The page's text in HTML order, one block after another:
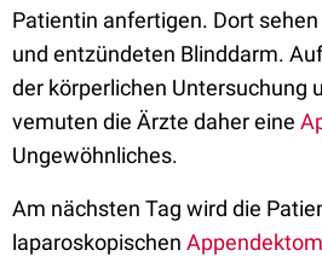
Patientin anfertigen. Dort
und entzündeten Blinddarm.
der körperlichen Untersuchung
vemuten die Ärzte daher eine
Ungewöhnliches.
Am nächsten Tag wird die
laparoskopischen